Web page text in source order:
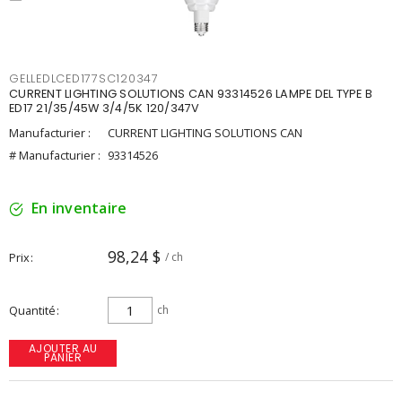
GELLEDLCED177SC120347
CURRENT LIGHTING SOLUTIONS CAN 93314526 LAMPE DEL TYPE B
ED17 21/35/45W 3/4/5K 120/347V
Manufacturier :
CURRENT LIGHTING SOLUTIONS CAN
# Manufacturier : 93314526
En inventaire
Prix 98,24 $ / ch
Quantité ch
AJOUTER AU
PANIER